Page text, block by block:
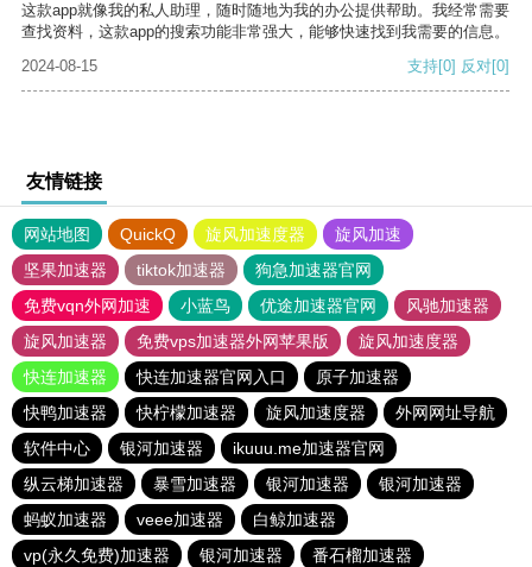
这款app就像我的私人助理，随时随地为我的办公提供帮助。我经常需要
查找资料，这款app的搜索功能非常强大，能够快速找到我需要的信息。
2024-08-15
支持[0] 反对[0]
友情链接
网站地图 QuickQ 旋风加速度器
旋风加速
坚果加速器
tiktok加速器
狗急加速器官网
免费vqn外网加速
小蓝鸟 优途加速器官网
风驰加速器
旋风加速器
免费vps加速器外网苹果版
旋风加速度器
快连加速器
快连加速器官网入口
原子加速器
快鸭加速器
快柠檬加速器 旋风加速度器
外网网址导航
软件中心
银河加速器
ikuuu.me加速器官网
纵云梯加速器
暴雪加速器 银河加速器
银河加速器
蚂蚁加速器
veee加速器
白鲸加速器
vp(永久免费)加速器
银河加速器
番石榴加速器